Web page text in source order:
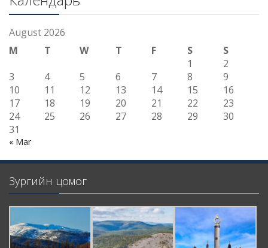
August 2026
M
T W T F S
S
1
2
3
4 5 6 7 8
9
10
11 12 13 14 15
16
17
18 19 20 21 22
23
24
25 26 27 28 29
30
31
« Mar
Зургийн цомог